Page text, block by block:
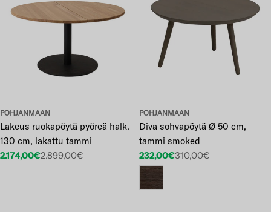
POHJANMAAN
Lakeus ruokapöytä pyöreä halk.
130 cm, lakattu tammi
Etuhinta
2.174,00€
Normaalihinta2.899,00€
POHJANMAAN
Diva sohvapöytä Ø 50 cm,
tammi smoked
Etuhinta
232,00€
Normaalihinta
310,00€